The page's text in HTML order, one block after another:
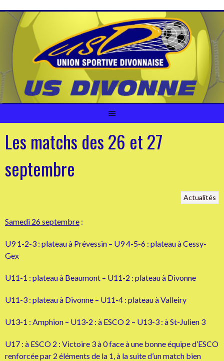
contenu
Les matchs des 26 et 27
septembre
Actualités
Samedi 26 septembre :
U9 1-2-3 : plateau à Prévessin – U9 4-5-6 : plateau à Cessy-
Gex
U11-1 : plateau à Beaumont – U11-2 : plateau à Divonne
U11-3 : plateau à Divonne – U11-4 : plateau à Valleiry
U13-1 : Amphion – U13-2 : à ESCO 2 – U13-3 : à St-Julien 3
U17 : à ESCO 2 : Victoire 3 à 0 face à une bonne équipe d’ESCO
renforcée par 2 éléments de la 1, à la suite d’un match bien